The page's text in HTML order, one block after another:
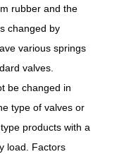
rubber and the
changed by
various springs
valves.
be changed in
type of valves or
products with a
load. Factors